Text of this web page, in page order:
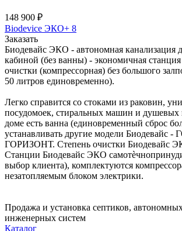
148 900 ₽
Biodevice ЭКО+ 8
Заказать
Биодевайс ЭКО - автономная канализация
кабиной (без ванны) - экономичная
очистки (компрессорная) без большого
50 литров единовременно).
Легко справится со стоками из раковин,
посудомоек, стиральных машин и душевых
доме есть ванна (единовременный сброс
устанавливать другие модели Биодевайс
ГОРИЗОНТ. Степень очистки Биодевайс
Станции Биодевайс ЭКО
выбор клиента), комплектуются
незатопляемым блоком электрики.
Продажа и установка септиков,
инженерных систем
Каталог